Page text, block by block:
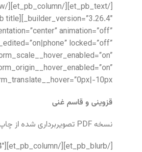
animation=”off”
locked=”off”
10px”]
قزوینی و قاسم غنی
نسخه PDF تصویربرداری شده از چاپ هندوستان